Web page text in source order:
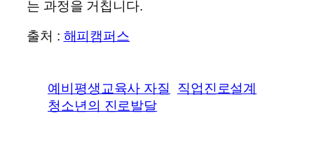
는 과정을 거칩니다.
출처 : 해피캠퍼스
예비평생교육사 자질
직업진로설계
청소년의 진로발달